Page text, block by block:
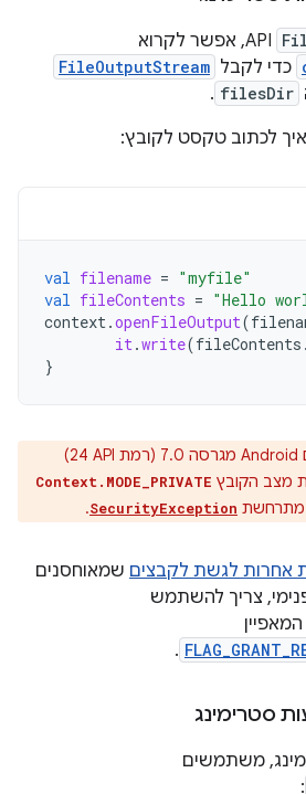
API, אפשר לקרוא
כדי לקבל FileOutputStream
filesDir
.
לכתוב טקסט לקובץ:
val filename = "myfile"
val fileContents = "Hello
context.openFileOutput(
it.write(fileContents .
}
במכשירים עם Android מגרסה 7.0 (רמת API‏ 24)
מצב הקובץ Context.MODE_PRIVATE
מתרחשת SecurityException
.
אחרות לגשת לקבצים שמאוחסנים
צריך להשתמש
.
סטרימינג
משתמשים
: